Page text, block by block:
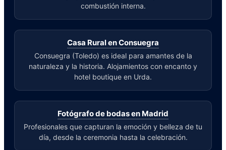
combustión interna.
Casa Rural en Consuegra
Consuegra (Toledo) es ideal para amantes de la
naturaleza y la historia. Alojamientos con encanto y
hotel boutique en Urda.
Fotógrafo de bodas en Madrid
Profesionales que capturan la emoción y belleza de tu
día, desde la ceremonia hasta la celebración.